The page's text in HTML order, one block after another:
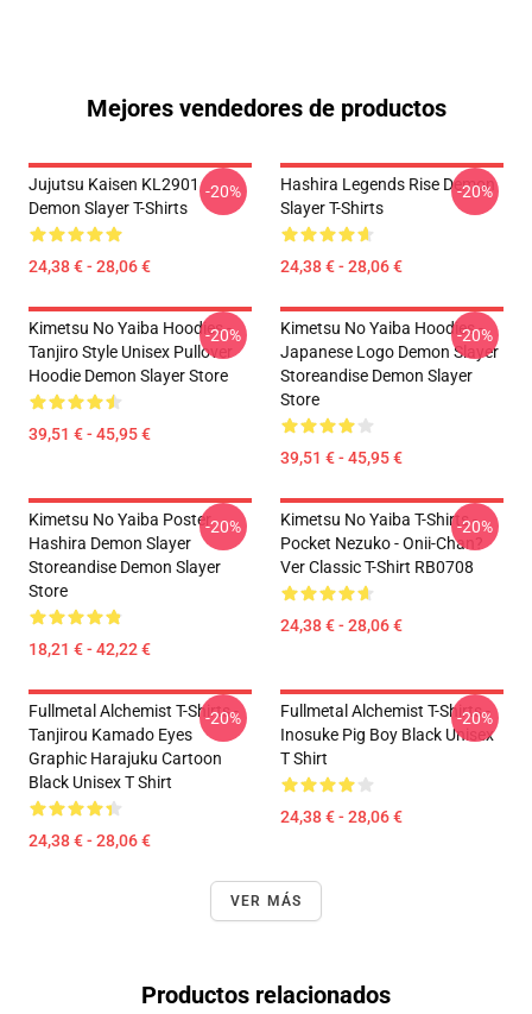
Mejores vendedores de productos
Jujutsu Kaisen KL2901
Demon Slayer T-Shirts
24,38 € - 28,06 €
-20%
Hashira Legends Rise Demon
Slayer T-Shirts
24,38 € - 28,06 €
-20%
Kimetsu No Yaiba Hoodies -
Tanjiro Style Unisex Pullover
Hoodie Demon Slayer Store
39,51 € - 45,95 €
-20%
Kimetsu No Yaiba Hoodies -
Japanese Logo Demon Slayer
Storeandise Demon Slayer
Store
39,51 € - 45,95 €
-20%
Kimetsu No Yaiba Poster
Hashira Demon Slayer
Storeandise Demon Slayer
Store
18,21 € - 42,22 €
-20%
Kimetsu No Yaiba T-Shirts -
Pocket Nezuko - Onii-Chan?
Ver Classic T-Shirt RB0708
24,38 € - 28,06 €
-20%
Fullmetal Alchemist T-Shirts -
Tanjirou Kamado Eyes
Graphic Harajuku Cartoon
Black Unisex T Shirt
24,38 € - 28,06 €
-20%
Fullmetal Alchemist T-Shirts -
Inosuke Pig Boy Black Unisex
T Shirt
24,38 € - 28,06 €
-20%
VER MÁS
Productos relacionados